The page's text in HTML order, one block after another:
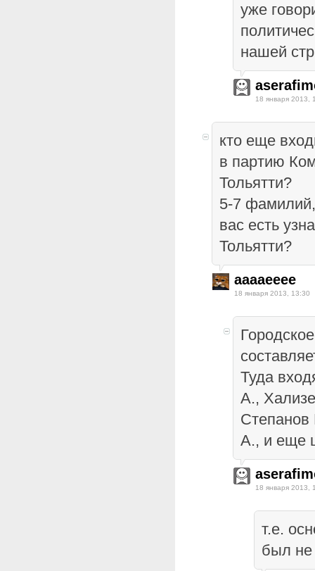
уже
нашей
18 января 2013,
кто еще
в партию
Тольятти?
5-7
вас есть
Тольятти?
aaaaeeee
18 января 2013, 13:30
Туда
А.,
А., и еще
18 января 2013,
т.е.
был не